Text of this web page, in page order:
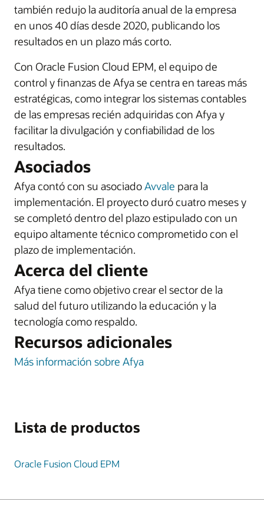
también redujo la auditoría anual de la empresa
en unos 40 días desde 2020, publicando los
resultados en un plazo más corto.
Con Oracle Fusion Cloud EPM, el equipo de
control y finanzas de Afya se centra en tareas más
estratégicas, como integrar los sistemas contables
de las empresas recién adquiridas con Afya y
facilitar la divulgación y confiabilidad de los
resultados.
Asociados
Afya contó con su asociadoAvvale para la
implementación. El proyecto duró cuatro meses y
se completó dentro del plazo estipulado con un
equipo altamente técnico comprometido con el
plazo de implementación.
Acerca del cliente
Afya tiene como objetivo crear el sector de la
salud del futuro utilizando la educación y la
tecnología como respaldo.
Recursos adicionales
Más información sobre Afya
Lista de productos
Oracle Fusion Cloud EPM